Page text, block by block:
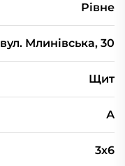
Рівне
вул. Млинівська, 30
Щит
А
3х6